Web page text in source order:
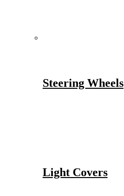
Steering Wheels
Light Covers